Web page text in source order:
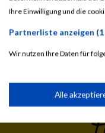
Laufsport
Ihre Einwilligung und die
Partnerliste anzeigen
Wir nutzen Ihre Daten für
Speichern von oder
Verwendung
Alle